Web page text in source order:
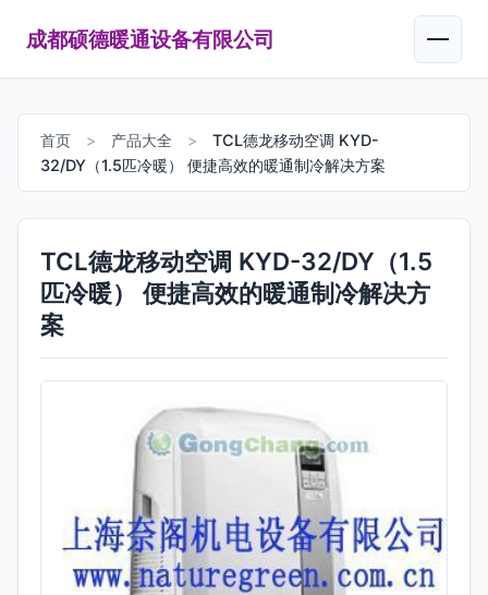
成都硕德暖通设备有限公司
首页 > 产品大全 >
TCL德龙移动空调 KYD-
32/DY（1.5匹冷暖） 便捷高效的暖通制冷解决方案
TCL德龙移动空调 KYD-32/DY（1.5
匹冷暖） 便捷高效的暖通制冷解决方
案